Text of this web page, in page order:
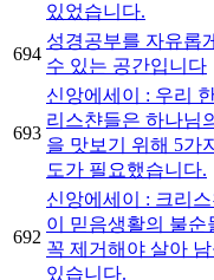
있었습니다.
694
성경공부를 자유롭
수 있는 공간입니다
693
신앙에세이 : 우리
리스챤들은 하나님
을 맛보기 위해 5가
도가 필요했습니다.
692
신앙에세이 : 크리
이 믿음생활의 불순
꼭 제거해야 살아
있습니다.